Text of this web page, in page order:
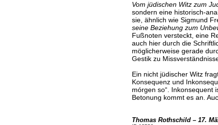
Vom jüdischen Witz zum
sondern eine historisch-
sie, ähnlich wie Sigmund
seine Beziehung zum
Fußnoten versteckt, eine
auch hier durch die
möglicherweise gerade
Gestik zu
Ein nicht jüdischer Witz
Konsequenz und
mórgen so“. Inkonsequent
Betonung kommt es an.
Thomas Rothschild – 17.